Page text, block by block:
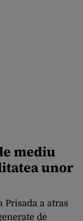
mediu
unor
Prisada a atras
de